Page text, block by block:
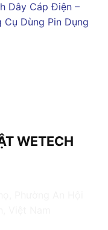
Dây Cáp Điện –
Cụ Dùng Pin Dụng
WETECH